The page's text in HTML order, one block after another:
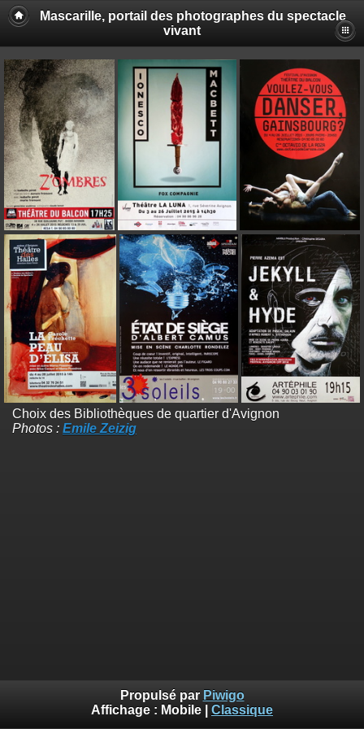
Mascarille, portail des photographes du spectacle
vivant
Choix des Bibliothèques de quartier d'Avignon
Photos : Emile Zeizig
Propulsé par Piwigo
Affichage : Mobile Classique